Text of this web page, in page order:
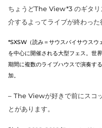
ちょうどThe View*3 のギタ
介するよってライブが終わった
*SXSW（読み＝サウスバイサウスウ
を中心に開催される大型フェス。世
期間に複数のライブハウスで演奏
加。
– The Viewが好きで前にスコ
とがあります。